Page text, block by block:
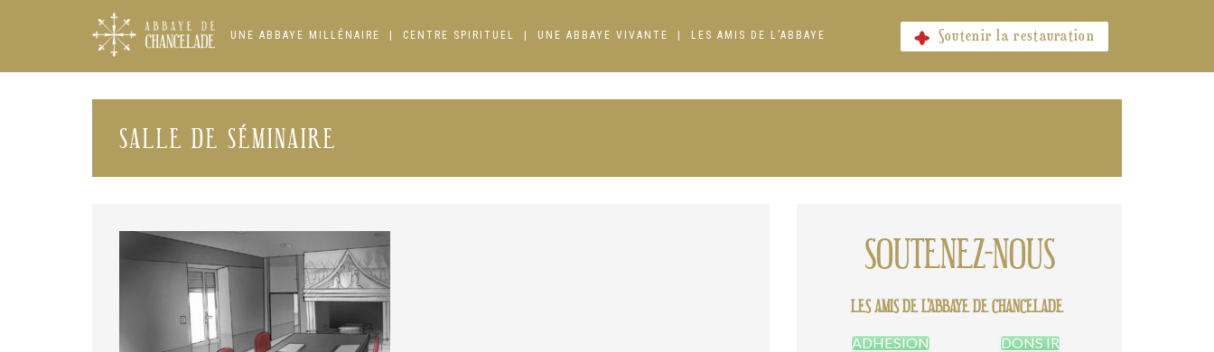
Soutenir la restauration
UNE ABBAYE MILLÉNAIRE CENTRE SPIRITUEL UNE ABBAYE VIVANTE LES AMIS DE L’ABBAYE
SALLE DE SÉMINAIRE
SOUTENEZ-NOUS
LES AMIS DE L'ABBAYE DE CHANCELADE
ADHESION DONS IR